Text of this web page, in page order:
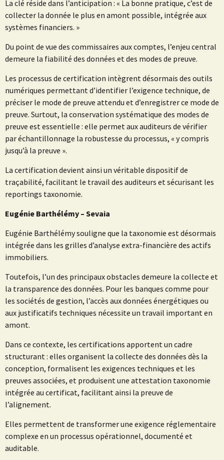
La clé réside dans l’anticipation : « La bonne pratique, c’est de
collecter la donnée le plus en amont possible, intégrée aux
systèmes financiers. »
Du point de vue des commissaires aux comptes, l’enjeu central
demeure la fiabilité des données et des modes de preuve.
Les processus de certification intègrent désormais des outils
numériques permettant d’identifier l’exigence technique, de
préciser le mode de preuve attendu et d’enregistrer ce mode de
preuve. Surtout, la conservation systématique des modes de
preuve est essentielle : elle permet aux auditeurs de vérifier
par échantillonnage la robustesse du processus, « y compris
jusqu’à la preuve ».
La certification devient ainsi un véritable dispositif de
traçabilité, facilitant le travail des auditeurs et sécurisant les
reportings taxonomie.
Eugénie Barthélémy – Sevaia
Eugénie Barthélémy souligne que la taxonomie est désormais
intégrée dans les grilles d’analyse extra-financière des actifs
immobiliers.
Toutefois, l’un des principaux obstacles demeure la collecte et
la transparence des données. Pour les banques comme pour
les sociétés de gestion, l’accès aux données énergétiques ou
aux justificatifs techniques nécessite un travail important en
amont.
Dans ce contexte, les certifications apportent un cadre
structurant : elles organisent la collecte des données dès la
conception, formalisent les exigences techniques et les
preuves associées, et produisent une attestation taxonomie
intégrée au certificat, facilitant ainsi la preuve de
l’alignement.
Elles permettent de transformer une exigence réglementaire
complexe en un processus opérationnel, documenté et
auditable.